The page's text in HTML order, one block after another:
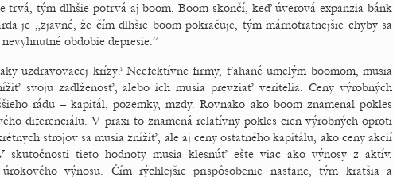
trvá, tým dlhšie potrvá aj boom. Boom skončí, keď úverová expanzia bánk
je „zjavné, že čím dlhšie boom pokračuje, tým márnotratnejšie chyby sa
obdobie depresie.“
uzdravovacej krízy? Neefektívne firmy, ťahané umelým boomom, musia
svoju zadlženosť, alebo ich musia prevziať veritelia. Ceny výrobných
rádu – kapitál, pozemky, mzdy. Rovnako ako boom znamenal pokles
diferenciálu. V praxi to znamená relatívny pokles cien výrobných oproti
strojov sa musia znížiť, ale aj ceny ostatného kapitálu, ako ceny akcií
skutočnosti tieto hodnoty musia klesnúť ešte viac ako výnosy z aktív,
výnosu. Čím rýchlejšie prispôsobenie nastane, tým kratšia a